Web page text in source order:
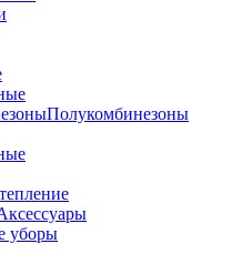
Полукомбинезоны
уборы